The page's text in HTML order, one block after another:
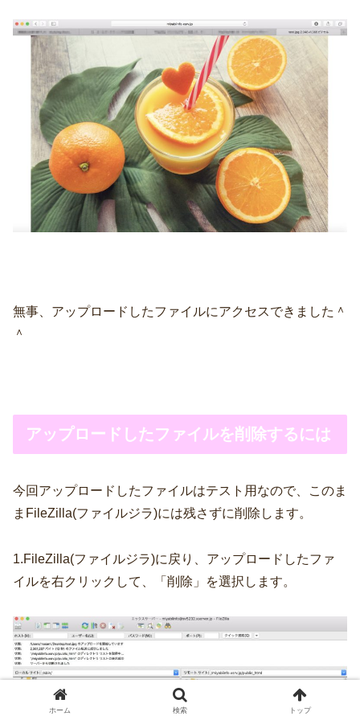
無事、アップロードしたファイルにアクセスできました＾
＾
アップロードしたファイルを削除するには
今回アップロードしたファイルはテスト用なので、このま
まFileZilla(ファイルジラ)には残さずに削除します。
1.FileZilla(ファイルジラ)に戻り、アップロードしたファ
イルを右クリックして、「削除」を選択します。
ホーム 検索 トップ